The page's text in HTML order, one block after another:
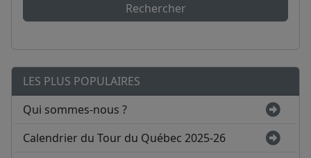
Rechercher
LES PLUS POPULAIRES
Qui sommes-nous ?
Calendrier du Tour du Québec 2025-26